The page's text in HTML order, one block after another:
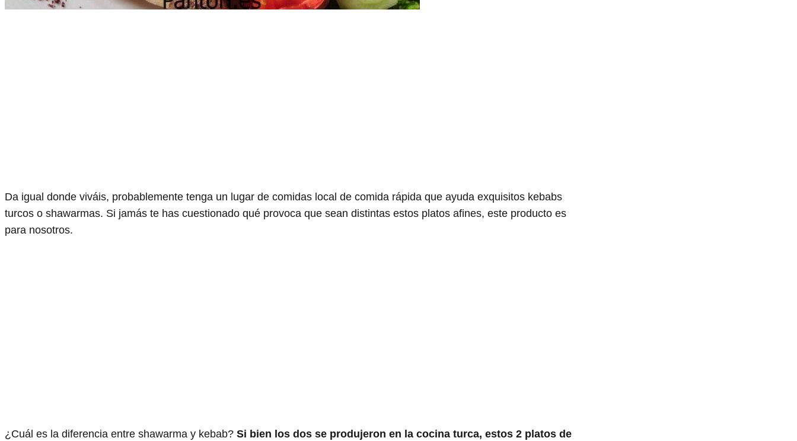
Da igual donde viváis, probablemente tenga un lugar de comidas local de comida rápida que ayuda exquisitos kebabs
turcos o shawarmas. Si jamás te has cuestionado qué provoca que sean distintas estos platos afines, este producto es
para nosotros.
¿Cuál es la diferencia entre shawarma y kebab? Si bien los dos se produjeron en la cocina turca, estos 2 platos de